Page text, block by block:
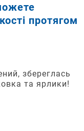
протягом
збереглась
та ярлики!